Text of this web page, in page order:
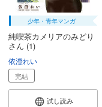
少年・青年マンガ
純喫茶カメリアのみどり
さん (1)
依澄れい
完結
試し読み